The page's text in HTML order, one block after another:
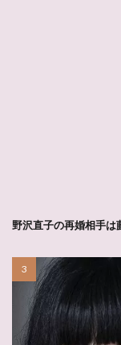
野沢直子の再婚相手は